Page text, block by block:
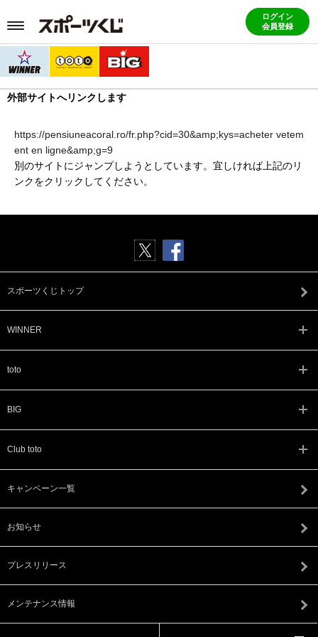
ログイン
会員登録
外部サイトへリンクします
https://pensiuneacoral.ro/fr.php?cid=30&amp;kys=acheter vetem
ent en ligne&amp;g=9
別のサイトにジャンプしようとしています。宜しければ上記のリ
ンクをクリックしてください。
スポーツくじトップ
WINNER
toto
BIG
Club toto
キャンペーン一覧
お知らせ
プレスリリース
メンテナンス情報